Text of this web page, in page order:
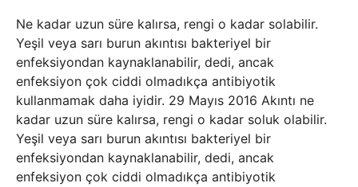
Ne kadar uzun süre kalırsa, rengi o kadar solabilir.
Yeşil veya sarı burun akıntısı bakteriyel bir
enfeksiyondan kaynaklanabilir, dedi, ancak
enfeksiyon çok ciddi olmadıkça antibiyotik
kullanmamak daha iyidir. 29 Mayıs 2016 Akıntı ne
kadar uzun süre kalırsa, rengi o kadar soluk olabilir.
Yeşil veya sarı burun akıntısı bakteriyel bir
enfeksiyondan kaynaklanabilir, dedi, ancak
enfeksiyon çok ciddi olmadıkça antibiyotik